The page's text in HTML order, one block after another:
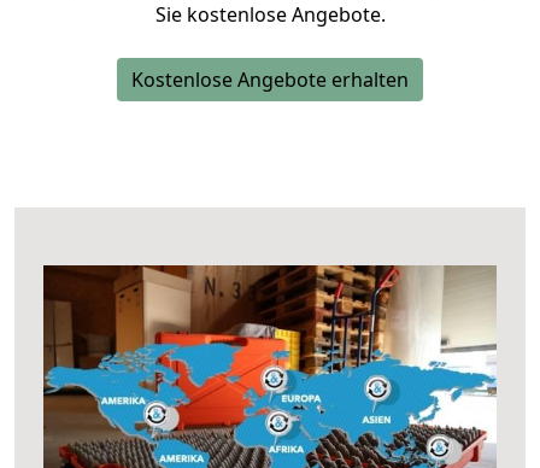
Sie kostenlose Angebote.
Kostenlose Angebote erhalten